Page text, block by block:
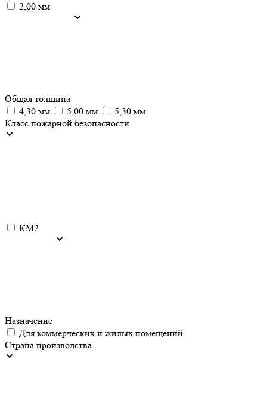
2,00 мм
Общая толщина
4,30 мм
5,00 мм
5,30 мм
Класс пожарной безопасности
КМ2
Назначение
Для коммерческих и жилых помещений
Страна производства